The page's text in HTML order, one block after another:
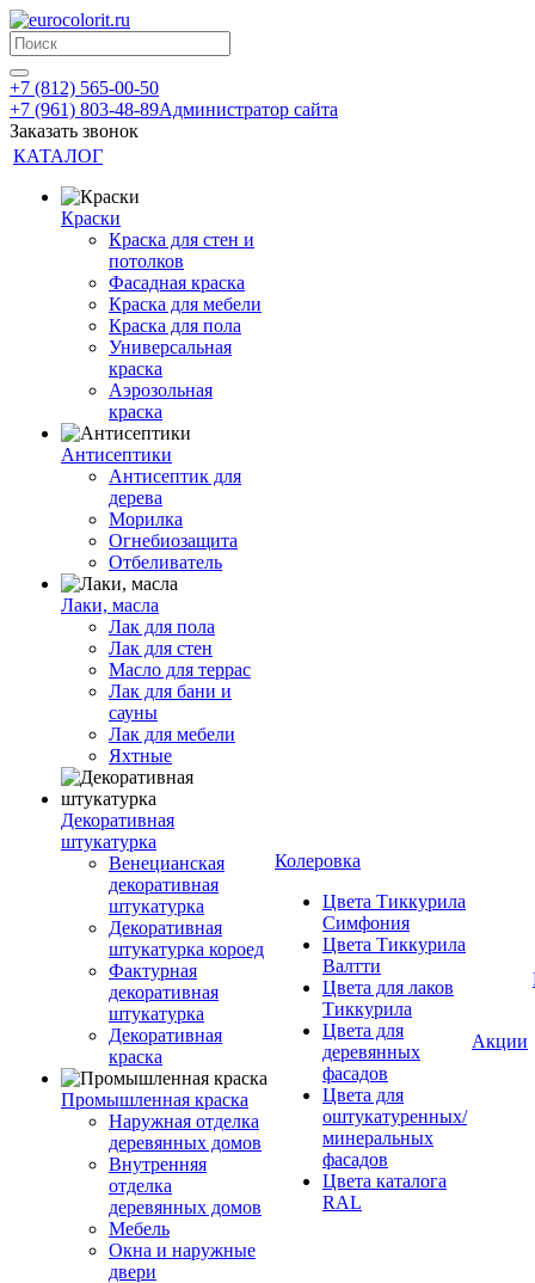
+7 (812) 565-00-50
+7 (961) 803-48-89Администратор сайта
Заказать звонок
КАТАЛОГ
Краски
Краска для стен и
потолков
Фасадная краска
Краска для мебели
Краска для пола
Универсальная
краска
Аэрозольная
краска
Антисептики
Антисептик для
дерева
Морилка
Огнебиозащита
Отбеливатель
Лаки, масла
Лак для пола
Лак для стен
Масло для террас
Лак для бани и
сауны
Лак для мебели
Яхтные
Декоративная
штукатурка
Венецианская
декоративная
штукатурка
Декоративная
штукатурка короед
Фактурная
декоративная
штукатурка
Декоративная
краска
Промышленная краска
Наружная отделка
деревянных домов
Внутренняя
отделка
деревянных домов
Мебель
Окна и наружные
двери
Колеровка
Цвета Тиккурила
Симфония
Цвета Тиккурила
Валтти
Цвета для лаков
Тиккурила
Цвета для
деревянных
фасадов
Цвета для
оштукатуренных/
минеральных
фасадов
Цвета каталога
RAL
Акции